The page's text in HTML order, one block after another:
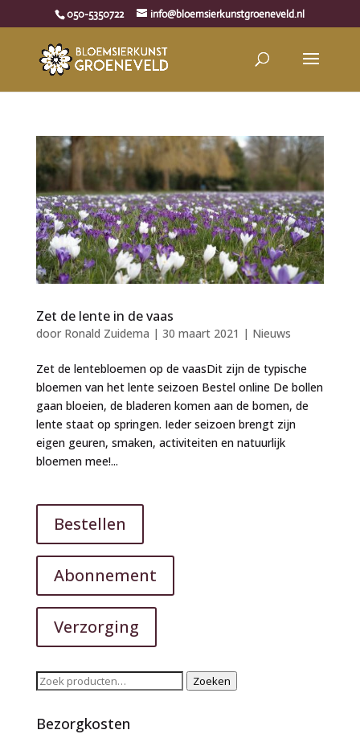
050-5350722 info@bloemsierkunstgroeneveld.nl
Zet de lente in de vaas
door Ronald Zuidema | 30 maart 2021 | Nieuws
Zet de lentebloemen op de vaasDit zijn de typische
bloemen van het lente seizoen Bestel online De bollen
gaan bloeien, de bladeren komen aan de bomen, de
lente staat op springen. Ieder seizoen brengt zijn
eigen geuren, smaken, activiteiten en natuurlijk
bloemen mee!...
Bestellen
Abonnement
Verzorging
Zoeken
Zoeken
Bezorgkosten